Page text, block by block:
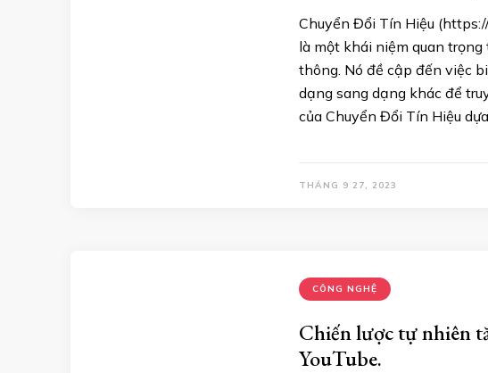
Chuyển Đổi Tín Hiệu
là một khái niệm quan
thông. Nó đề cập đến việc
dạng sang dạng khác để
của Chuyển Đổi Tín Hiệu
THÁNG 9 27, 2023
CÔNG NGHỆ
Chiến lược tự nhiên
YouTube.